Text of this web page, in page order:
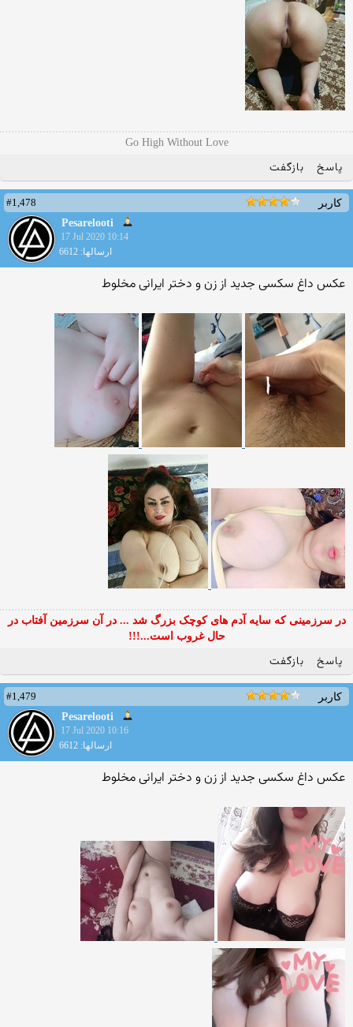
Go High Without Love
پاسخ بازگفت
کاربر
#1,478
Pesarelooti
17 Jul 2020 10:14
ارسالها: 6612
عکس داغ سکسی جدید از زن و دختر ایرانی مخلوط
در سرزمینی که سایه آدم های کوچک بزرگ شد ... در آن سرزمین آفتاب در
حال غروب است...!!!
پاسخ بازگفت
کاربر
#1,479
Pesarelooti
17 Jul 2020 10:16
ارسالها: 6612
عکس داغ سکسی جدید از زن و دختر ایرانی مخلوط